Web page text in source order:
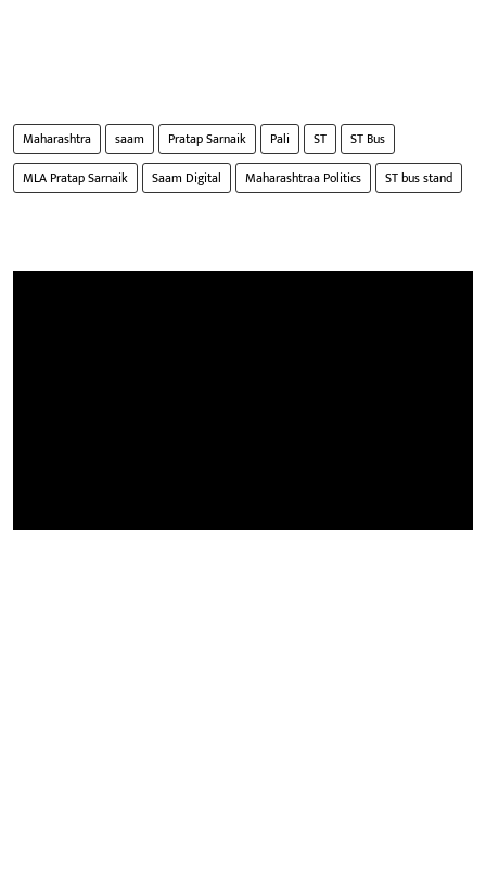
Maharashtra saam Pratap Sarnaik Pali ST
ST Bus
MLA Pratap Sarnaik
Saam Digital Maharashtraa Politics ST bus stand